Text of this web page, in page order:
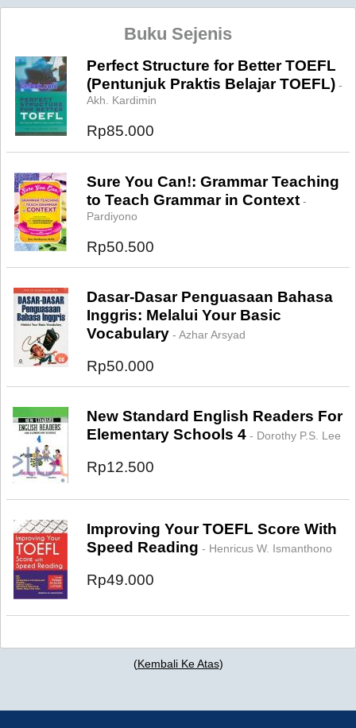
Buku Sejenis
Perfect Structure for Better TOEFL
(Pentunjuk Praktis Belajar TOEFL) -
Akh. Kardimin
Rp85.000
Sure You Can!: Grammar Teaching
to Teach Grammar in Context -
Pardiyono
Rp50.500
Dasar-Dasar Penguasaan Bahasa
Inggris: Melalui Your Basic
Vocabulary - Azhar Arsyad
Rp50.000
New Standard English Readers For
Elementary Schools 4 - Dorothy P.S. Lee
Rp12.500
Improving Your TOEFL Score With
Speed Reading - Henricus W. Ismanthono
Rp49.000
(Kembali Ke Atas)